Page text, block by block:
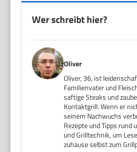
Wer schreibt hier?
Oliver
Oliver, 36, ist
Familienvater und
saftige Steaks und
Kontaktgrill. Wenn er
seinem Nachwuchs
Rezepte und Tipps rund
und Grilltechnik, um
zuhause selbst zum